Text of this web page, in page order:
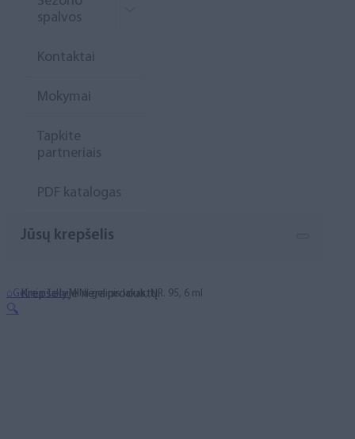
spalvos
Kontaktai
Mokymai
Tapkite
partneriais
PDF katalogas
Jūsų krepšelis
Krepšelyje nėra produktų.
⌂Geliniai lakai MINI gelinis lakas, NR. 95, 6 ml
🔍